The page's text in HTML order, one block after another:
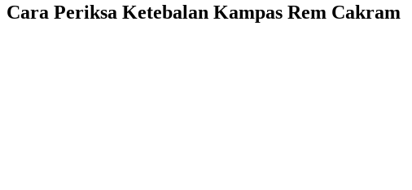
Cara Periksa Ketebalan Kampas Rem Cakram